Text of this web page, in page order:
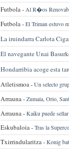
Futbola - Al R�os
Futbola -El Triman estuvo
La iruindarra Carlota
El navegante Unai
Hondarribia acoge esta
Atletismoa -Un selecto
Arrauna -Zumaia, Orio,
Arrauna -Kaiku puede
Eskubaloia -Tras la
Txirrindularitza -Konig